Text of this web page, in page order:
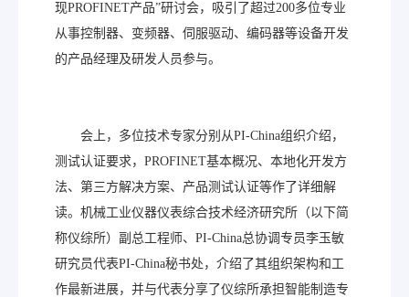
现PROFINET产品”研讨会，吸引了超过200多位专业
从事控制器、变频器、伺服驱动、编码器等设备开发
的产品经理及研发人员参与。
会上，多位技术专家分别从PI-China组织介绍，
测试认证要求，PROFINET基本概况、本地化开发方
法、第三方解决方案、产品测试认证等作了详细解
读。机械工业仪器仪表综合技术经济研究所（以下简
称仪综所）副总工程师、PI-China总协调专员李玉敏
研究员代表PI-China秘书处，介绍了其组织架构和工
作最新进展，并与代表分享了仪综所承担智能制造专